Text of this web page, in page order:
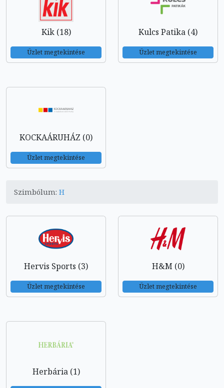
Kik (18)
Üzlet megtekintése
Kulcs Patika (4)
Üzlet megtekintése
KOCKAÁRUHÁZ (0)
Üzlet megtekintése
Szimbólum: H
Hervis Sports (3)
Üzlet megtekintése
H&M (0)
Üzlet megtekintése
Herbária (1)